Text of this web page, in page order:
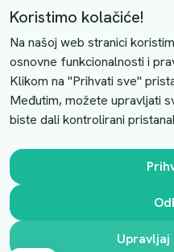
Način plaćanja
Dostava
Povrati i otkazivanje
Uslovi kupovine
Kontaktirajte nas
Slobodno nas kontaktirajte
luprivpharm@luprivpharm.com
Ova stranica je zaštićena
Koristimo kolačiće!
Na našoj web stranici
osnovne funkcionalnosti i
Klikom na "Prihvati sve"
Međutim, možete upravljati
biste dali kontrolirani
Upravljaj